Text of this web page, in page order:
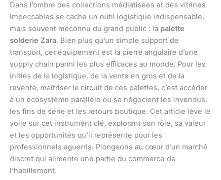
Dans l’ombre des collections médiatisées et des vitrines
impeccables se cache un outil logistique indispensable,
mais souvent méconnu du grand public : la palette
solderie Zara. Bien plus qu’un simple support de
transport, cet équipement est la pierre angulaire d’une
supply chain parmi les plus efficaces au monde. Pour les
initiés de la logistique, de la vente en gros et de la
revente, maîtriser le circuit de ces palettes, c’est accéder
à un écosystème parallèle où se négocient les invendus,
les fins de série et les retours boutique. Cet article lève le
voile sur cet instrument clé, explorant son rôle, sa valeur
et les opportunités qu’il représente pour les
professionnels aguerris. Plongeons au cœur d’un marché
discret qui alimente une partie du commerce de
l’habillement.